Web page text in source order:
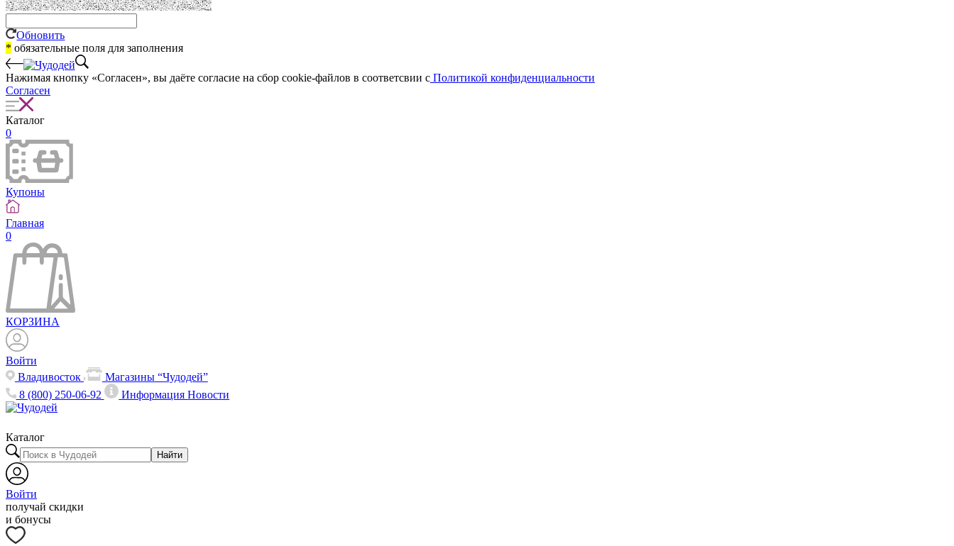
Обновить
* обязательные поля для заполнения
Нажимая кнопку «Согласен», вы даёте cогласие на сбор cookie-файлов в соответсвии с Политикой конфиденциальности
Согласен
Каталог
0
Купоны
Главная
0
КОРЗИНА
Войти
Владивосток
Магазины “Чудодей”
8 (800) 250-06-92
ИнформацияНовости
Каталог
Найти
Войти
получай скидки
и бонусы